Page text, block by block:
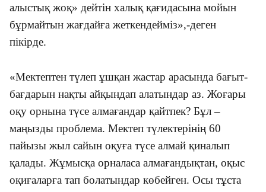
алыстық жоқ» дейтін халық қағидасына мойын
бұрмайтын жағдайға жеткендейміз»,-деген
пікірде.
«Мектептен түлеп ұшқан жастар арасында бағыт-
бағдарын нақты айқындап алатындар аз. Жоғары
оқу орнына түсе алмағандар қайтпек? Бұл –
маңызды проблема. Мектеп түлектерінің 60
пайызы жыл сайын оқуға түсе алмай қиналып
қалады. Жұмысқа орналаса алмағандықтан, оқыс
оқиғаларға тап болатындар көбейген. Осы тұста